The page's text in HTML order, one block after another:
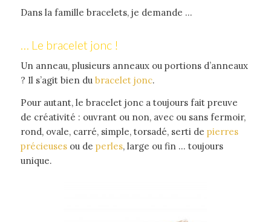
Dans la famille bracelets, je demande …
… Le bracelet jonc !
Un anneau, plusieurs anneaux ou portions d’anneaux
? Il s’agit bien du bracelet jonc.
Pour autant, le bracelet jonc a toujours fait preuve
de créativité : ouvrant ou non, avec ou sans fermoir,
rond, ovale, carré, simple, torsadé, serti de pierres
précieusesou de perles, large ou fin … toujours
unique.